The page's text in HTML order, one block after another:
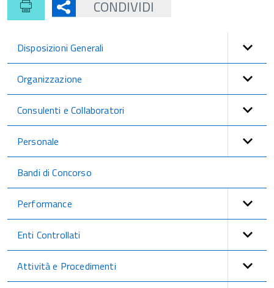
CONDIVIDI
Disposizioni Generali
Organizzazione
Consulenti e Collaboratori
Personale
Bandi di Concorso
Performance
Enti Controllati
Attività e Procedimenti